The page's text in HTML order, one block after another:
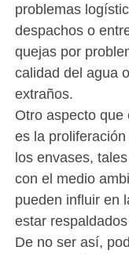
problemas
despachos o
quejas por
calidad del agua
extraños.
Otro aspecto
es la
los envases,
con el medio
pueden influir en
estar
De no ser así,